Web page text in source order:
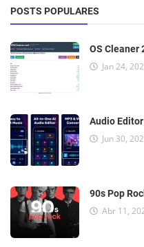
POSTS POPULARES
OS Cleaner
Jan 24,
Audio
Jun 30,
90s Pop
Abr 11,